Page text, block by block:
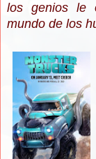
los genios le
mundo de los